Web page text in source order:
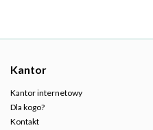
Kantor
Kantor internetowy
Dla kogo?
Kontakt